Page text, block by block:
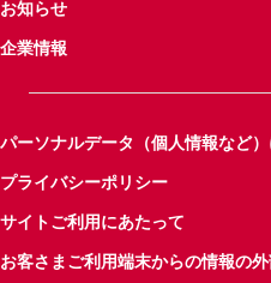
お知らせ
企業情報
パーソナルデータ（個人情報など
プライバシーポリシー
サイトご利用にあたって
お客さまご利用端末からの情報の